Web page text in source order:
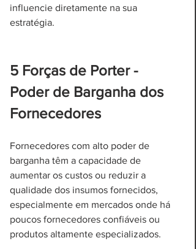
influencie diretamente na sua
estratégia.
5 Forças de Porter -
Poder de Barganha dos
Fornecedores
Fornecedores com alto poder de
barganha têm a capacidade de
aumentar os custos ou reduzir a
qualidade dos insumos fornecidos,
especialmente em mercados onde há
poucos fornecedores confiáveis ou
produtos altamente especializados.